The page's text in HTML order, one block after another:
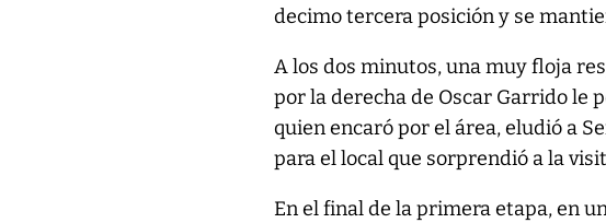
decimo tercera posición y se
A los dos minutos, una muy floja
por la derecha de Oscar Garrido le
quien encaró por el área, eludió a
para el local que sorprendió a la
En el final de la primera etapa, en